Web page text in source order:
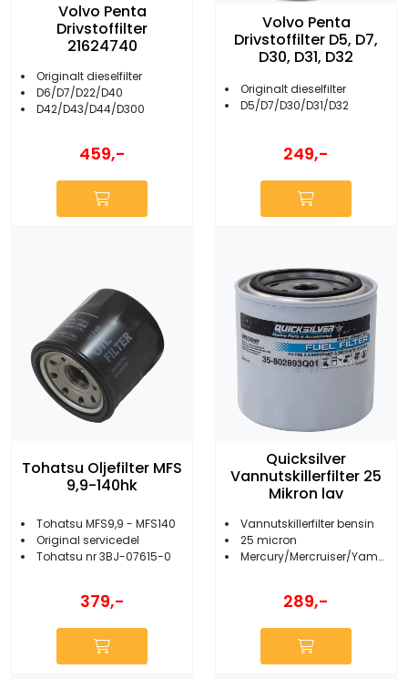
Volvo Penta
Drivstoffilter
21624740
Originalt dieselfilter
D6/D7/D22/D40
D42/D43/D44/D300
459,-
Volvo Penta
Drivstoffilter D5, D7,
D30, D31, D32
Originalt dieselfilter
D5/D7/D30/D31/D32
249,-
Tohatsu Oljefilter MFS
9,9-140hk
Tohatsu MFS9,9 - MFS140
Original servicedel
Tohatsu nr 3BJ-07615-0
379,-
Quicksilver
Vannutskillerfilter 25
Mikron lav
Vannutskillerfilter bensin
25 micron
Mercury/Mercruiser/Yamaha/Suzuki
289,-